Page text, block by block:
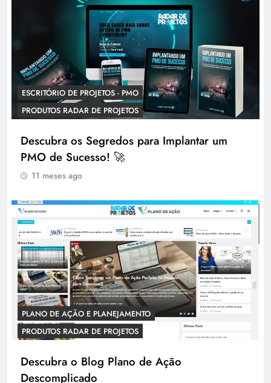
ESCRITÓRIO DE PROJETOS - PMO
PRODUTOS RADAR DE PROJETOS
Descubra os Segredos para Implantar um
PMO de Sucesso! 🚀
11 meses ago
PLANO DE AÇÃO E PLANEJAMENTO
PRODUTOS RADAR DE PROJETOS
Descubra o Blog Plano de Ação
Descomplicado